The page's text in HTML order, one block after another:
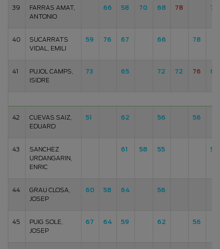
39
FARRAS AMAT,
ANTONIO
66 58 70 68 78 70
40
SUCARRATS
VIDAL, EMILI
59 76 67 66 78
41
PUJOL CAMPS,
ISIDRE
73 65 72 72 76 69
42
CUEVAS SAIZ,
EDUARD
51 62 56 56
43
SANCHEZ
URDANGARIN,
ENRIC
61 58 55 59
44
GRAU CLOSA,
JOSEP
60 58 64 56
45
PUIG SOLE,
JOSEP
67 64 59 62 56